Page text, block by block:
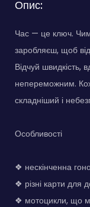
Опис:
Час — це ключ.
заробляєш, щоб
Відчуй швидкість,
непереможним.
складніший і
Особливості
❖ нескінченна
❖ різні карти для
❖ мотоцикли, що